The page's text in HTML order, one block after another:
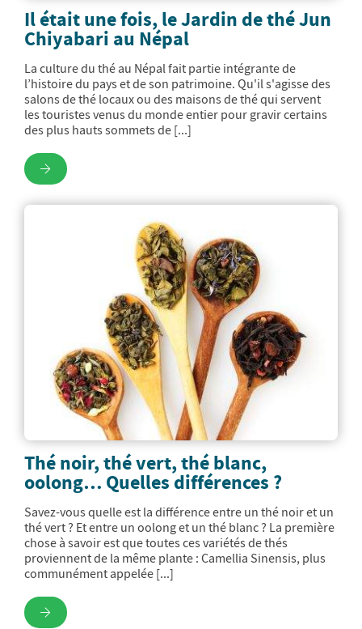
Il était une fois, le Jardin de thé Jun
Chiyabari au Népal
La culture du thé au Népal fait partie intégrante de
l’histoire du pays et de son patrimoine. Qu'il s'agisse des
salons de thé locaux ou des maisons de thé qui servent
les touristes venus du monde entier pour gravir certains
des plus hauts sommets de [...]
Thé noir, thé vert, thé blanc,
oolong… Quelles différences ?
Savez-vous quelle est la différence entre un thé noir et un
thé vert ? Et entre un oolong et un thé blanc ? La première
chose à savoir est que toutes ces variétés de thés
proviennent de la même plante : Camellia Sinensis, plus
communément appelée [...]